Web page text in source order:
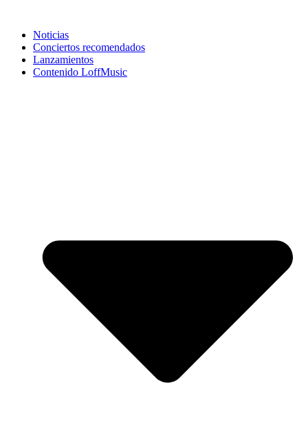
Noticias
Conciertos recomendados
Lanzamientos
Contenido LoffMusic